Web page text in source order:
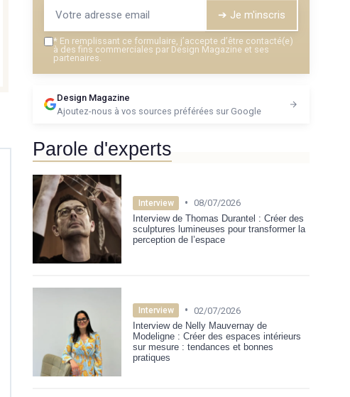
➔ Je m'inscris
* En remplissant ce formulaire, j’accepte d’être contacté(e)
à des fins commerciales par Design Magazine et ses
partenaires.
Design Magazine
Ajoutez-nous à vos sources préférées sur Google
Parole d'experts
Interview • 08/07/2026
Interview de Thomas Durantel : Créer des
sculptures lumineuses pour transformer la
perception de l’espace
Interview • 02/07/2026
Interview de Nelly Mauvernay de
Modeligne : Créer des espaces intérieurs
sur mesure : tendances et bonnes
pratiques